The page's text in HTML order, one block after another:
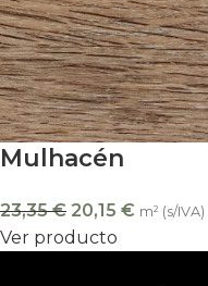
Mulhacén
23,35€ 20,15 € m² (s/IVA)
Ver producto